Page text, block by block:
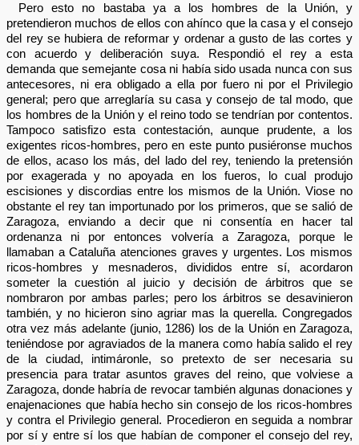
Pero esto no bastaba ya a los hombres de la Unión, y
pretendieron muchos de ellos con ahínco que la casa y el consejo
del rey se hubiera de reformar y ordenar a gusto de las cortes y
con acuerdo y deliberación suya. Respondió el rey a esta
demanda que semejante cosa ni había sido usada nunca con sus
antecesores, ni era obligado a ella por fuero ni por el Privilegio
general; pero que arreglaría su casa y consejo de tal modo, que
los hombres de la Unión y el reino todo se tendrían por contentos.
Tampoco satisfizo esta contestación, aunque prudente, a los
exigentes ricos-hombres, pero en este punto pusiéronse muchos
de ellos, acaso los más, del lado del rey, teniendo la pretensión
por exagerada y no apoyada en los fueros, lo cual produjo
escisiones y discordias entre los mismos de la Unión. Viose no
obstante el rey tan importunado por los primeros, que se salió de
Zaragoza, enviando a decir que ni consentía en hacer tal
ordenanza ni por entonces volvería a Zaragoza, porque le
llamaban a Cataluña atenciones graves y urgentes. Los mismos
ricos-hombres y mesnaderos, divididos entre sí, acordaron
someter la cuestión al juicio y decisión de árbitros que se
nombraron por ambas parles; pero los árbitros se desavinieron
también, y no hicieron sino agriar mas la querella. Congregados
otra vez más adelante (junio, 1286) los de la Unión en Zaragoza,
teniéndose por agraviados de la manera como había salido el rey
de la ciudad, intimáronle, so pretexto de ser necesaria su
presencia para tratar asuntos graves del reino, que volviese a
Zaragoza, donde habría de revocar también algunas donaciones y
enajenaciones que había hecho sin consejo de los ricos-hombres
y contra el Privilegio general. Procedieron en seguida a nombrar
por sí y entre sí los que habían de componer el consejo del rey,